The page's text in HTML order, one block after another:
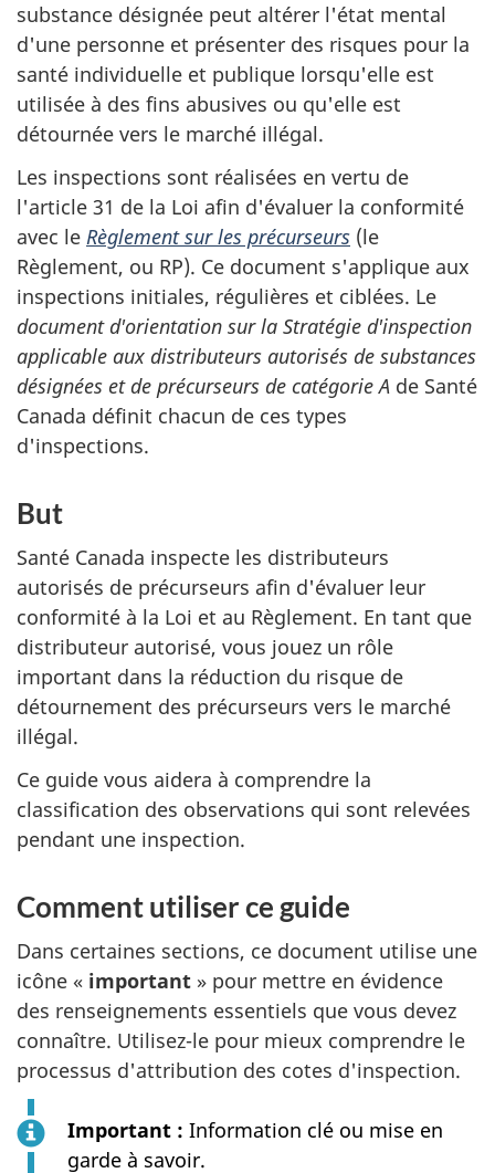
substance désignée peut altérer l'état mental
d'une personne et présenter des risques pour la
santé individuelle et publique lorsqu'elle est
utilisée à des fins abusives ou qu'elle est
détournée vers le marché illégal.
Les inspections sont réalisées en vertu de
l'article 31 de la Loi afin d'évaluer la conformité
avec le Règlement sur les précurseurs (le
Règlement, ou RP). Ce document s'applique aux
inspections initiales, régulières et ciblées. Le
document d'orientation sur la Stratégie d'inspection
applicable aux distributeurs autorisés de substances
désignées et de précurseurs de catégorie A de Santé
Canada définit chacun de ces types
d'inspections.
But
Santé Canada inspecte les distributeurs
autorisés de précurseurs afin d'évaluer leur
conformité à la Loi et au Règlement. En tant que
distributeur autorisé, vous jouez un rôle
important dans la réduction du risque de
détournement des précurseurs vers le marché
illégal.
Ce guide vous aidera à comprendre la
classification des observations qui sont relevées
pendant une inspection.
Comment utiliser ce guide
Dans certaines sections, ce document utilise une
icône « important » pour mettre en évidence
des renseignements essentiels que vous devez
connaître. Utilisez-le pour mieux comprendre le
processus d'attribution des cotes d'inspection.
Important : Information clé ou mise en
garde à savoir.